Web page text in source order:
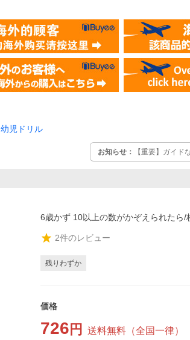
幼児ドリル
お知らせ： 【重要】ガイド
6歳かず 10以上の数がかぞえられたら/
2件のレビュー
残りわずか
価格
726 円 送料無料 （全国一律）